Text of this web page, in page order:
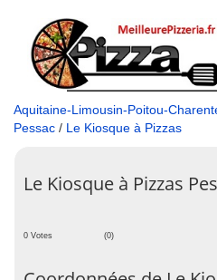
Aquitaine-Limousin-Poitou-
Pessac / Le Kiosque à Pizzas
Le Kiosque à Pizzas
0 Votes (0)